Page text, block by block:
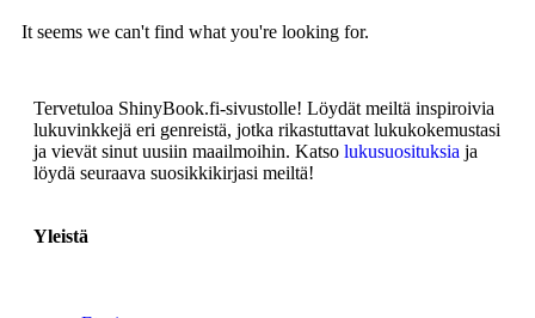
It seems we can't find what you're looking for.
Tervetuloa ShinyBook.fi-sivustolle! Löydät meiltä inspiroivia
lukuvinkkejä eri genreistä, jotka rikastuttavat lukukokemustasi
ja vievät sinut uusiin maailmoihin. Katso lukusuosituksia ja
löydä seuraava suosikkikirjasi meiltä!
Yleistä